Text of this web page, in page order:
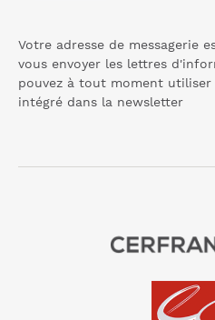
Votre adresse de messagerie
vous envoyer les lettres
pouvez à tout moment
intégré dans la newsletter